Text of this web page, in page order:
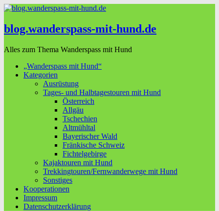
blog.wanderspass-mit-hund.de
Alles zum Thema Wanderspass mit Hund
„Wanderspass mit Hund“
Kategorien
Ausrüstung
Tages- und Halbtagestouren mit Hund
Österreich
Allgäu
Tschechien
Altmühltal
Bayerischer Wald
Fränkische Schweiz
Fichtelgebirge
Kajaktouren mit Hund
Trekkingtouren/Fernwanderwege mit Hund
Sonstiges
Kooperationen
Impressum
Datenschutzerklärung